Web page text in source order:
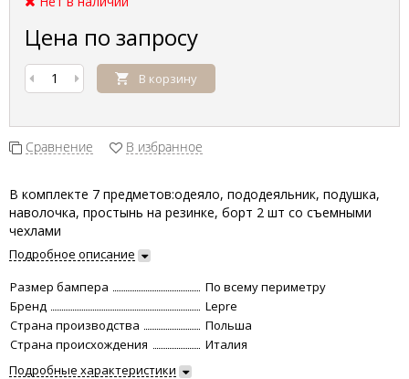
Цена по запросу
В корзину
Сравнение В избранное
В комплекте 7 предметов:одеяло, пододеяльник, подушка,
наволочка, простынь на резинке, борт 2 шт со съемными
чехлами
Подробное описание
Размер бампера
По всему периметру
Бренд
Lepre
Страна производства
Польша
Страна происхождения
Италия
Подробные характеристики